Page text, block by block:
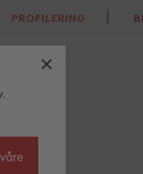
PROFILERING